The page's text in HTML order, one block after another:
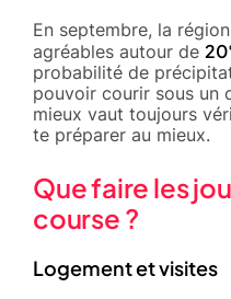
En septembre, la
agréables autour de
probabilité de
pouvoir courir sous un
mieux vaut toujours
te préparer au mieux.
Que faire les
course ?
Logement et visites